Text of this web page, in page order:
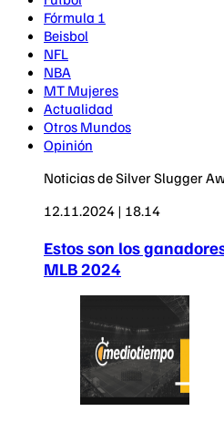
Fórmula 1
Beisbol
NFL
NBA
MT Mujeres
Actualidad
Otros Mundos
Opinión
Noticias de Silver Slugger
12.11.2024 | 18.14
Estos son los
MLB 2024